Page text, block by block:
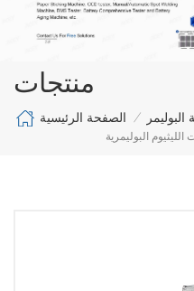
منتجات
الصفحة الرئيسية /
البوليمرية